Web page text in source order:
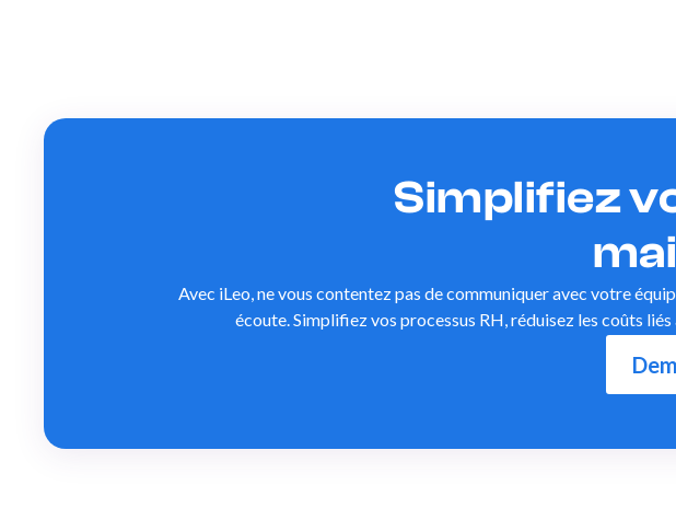
Simplifiez
Avec iLeo, ne vous contentez pas de communiquer avec votre
écoute. Simplifiez vos processus RH, réduisez les coûts